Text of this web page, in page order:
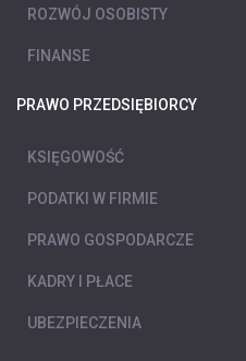
ROZWÓJ OSOBISTY
FINANSE
PRAWO PRZEDSIĘBIORCY
KSIĘGOWOŚĆ
PODATKI W FIRMIE
PRAWO GOSPODARCZE
KADRY I PŁACE
UBEZPIECZENIA